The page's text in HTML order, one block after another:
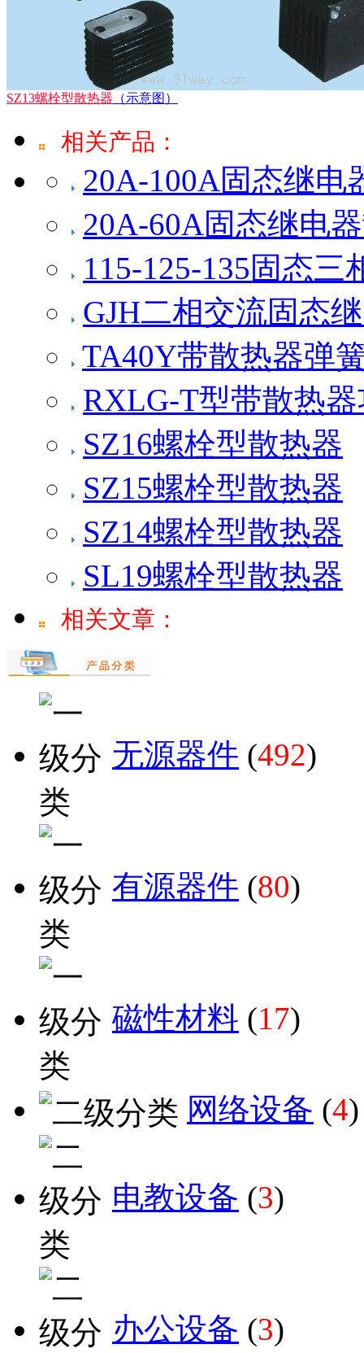
SZ13螺栓型散热器 （示意图）
相关产品：
20A-100A固态继电
20A-60A固态继电
115-125-135固态三
GJH二相交流固态
TA40Y带散热器弹
RXLG-T型带散热
SZ16螺栓型散热器
SZ15螺栓型散热器
SZ14螺栓型散热器
SL19螺栓型散热器
相关文章：
无源器件 (492)
有源器件 (80)
磁性材料 (17)
网络设备 (4)
电教设备 (3)
办公设备 (3)